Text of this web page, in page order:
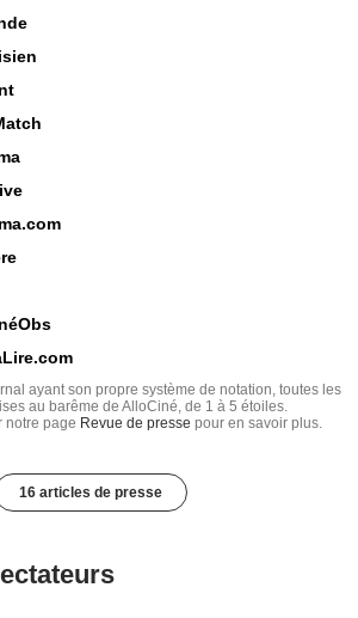
ayant son propre système de notation, toutes les
au barême de AlloCiné, de 1 à 5 étoiles.
notre page Revue de presse pour en savoir plus.
16 articles de presse